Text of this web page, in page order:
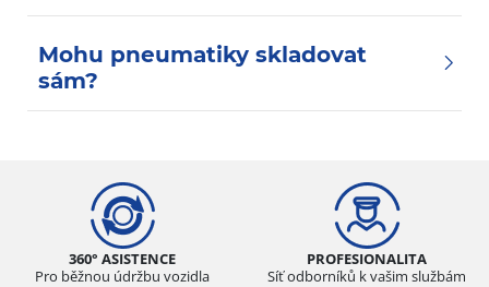
Mohu pneumatiky skladovat
sám?
360° ASISTENCE
Pro běžnou údržbu vozidla
PROFESIONALITA
Síť odborníků k vašim službám